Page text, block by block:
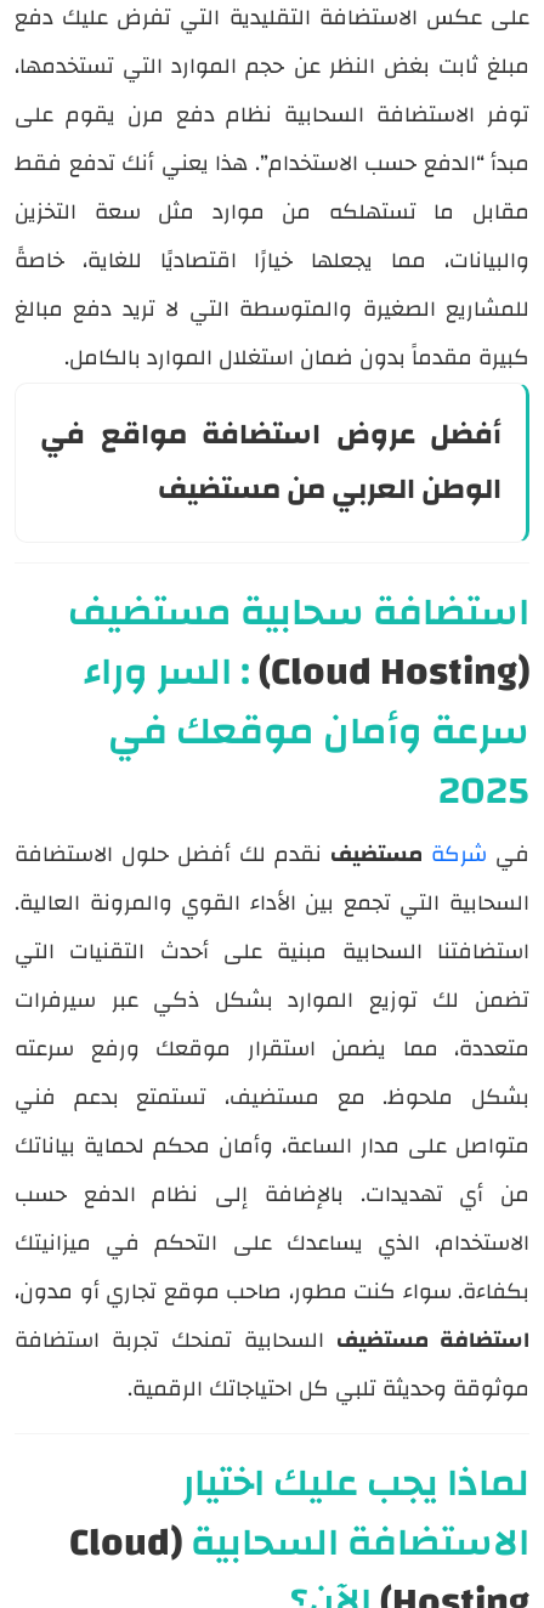
على عكس الاستضافة التقليدية التي تفرض عليك دفع
مبلغ ثابت بغض النظر عن حجم الموارد التي تستخدمها،
توفر الاستضافة السحابية نظام دفع مرن يقوم على
مبدأ “الدفع حسب الاستخدام”. هذا يعني أنك تدفع فقط
مقابل ما تستهلكه من موارد مثل سعة التخزين
والبيانات، مما يجعلها خيارًا اقتصاديًا للغاية، خاصةً
للمشاريع الصغيرة والمتوسطة التي لا تريد دفع مبالغ
كبيرة مقدماً بدون ضمان استغلال الموارد بالكامل.
أفضل عروض استضافة مواقع في
الوطن العربي من مستضيف
استضافة سحابية مستضيف
(Cloud Hosting)
: السر وراء
سرعة وأمان موقعك في
2025
في شركة مستضيف نقدم لك أفضل حلول الاستضافة
السحابية التي تجمع بين الأداء القوي والمرونة العالية.
استضافتنا السحابية مبنية على أحدث التقنيات التي
تضمن لك توزيع الموارد بشكل ذكي عبر سيرفرات
متعددة، مما يضمن استقرار موقعك ورفع سرعته
بشكل ملحوظ. مع مستضيف، تستمتع بدعم فني
متواصل على مدار الساعة، وأمان محكم لحماية بياناتك
من أي تهديدات. بالإضافة إلى نظام الدفع حسب
الاستخدام، الذي يساعدك على التحكم في ميزانيتك
بكفاءة. سواء كنت مطور، صاحب موقع تجاري أو مدون،
استضافة مستضيف السحابية تمنحك تجربة استضافة
موثوقة وحديثة تلبي كل احتياجاتك الرقمية.
لماذا يجب عليك اختيار
الاستضافة السحابية (Cloud